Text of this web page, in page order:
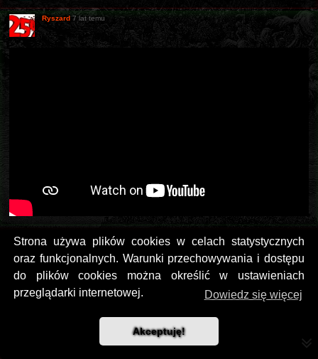
Strona używa plików cookies w celach statystycznych
oraz funkcjonalnych. Warunki przechowywania i dostępu
do plików cookies można określić w ustawieniach
przeglądarki internetowej.
Dowiedz się więcej
Akceptuję!
Ryszard 7 lat temu
7 lat temu
Kończę właśnie: